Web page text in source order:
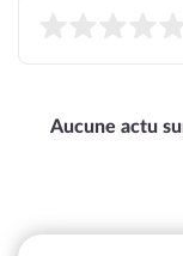
Aucune actu